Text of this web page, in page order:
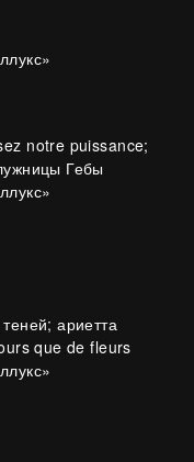
notre puissance;
Гебы
ариетта
que de fleurs